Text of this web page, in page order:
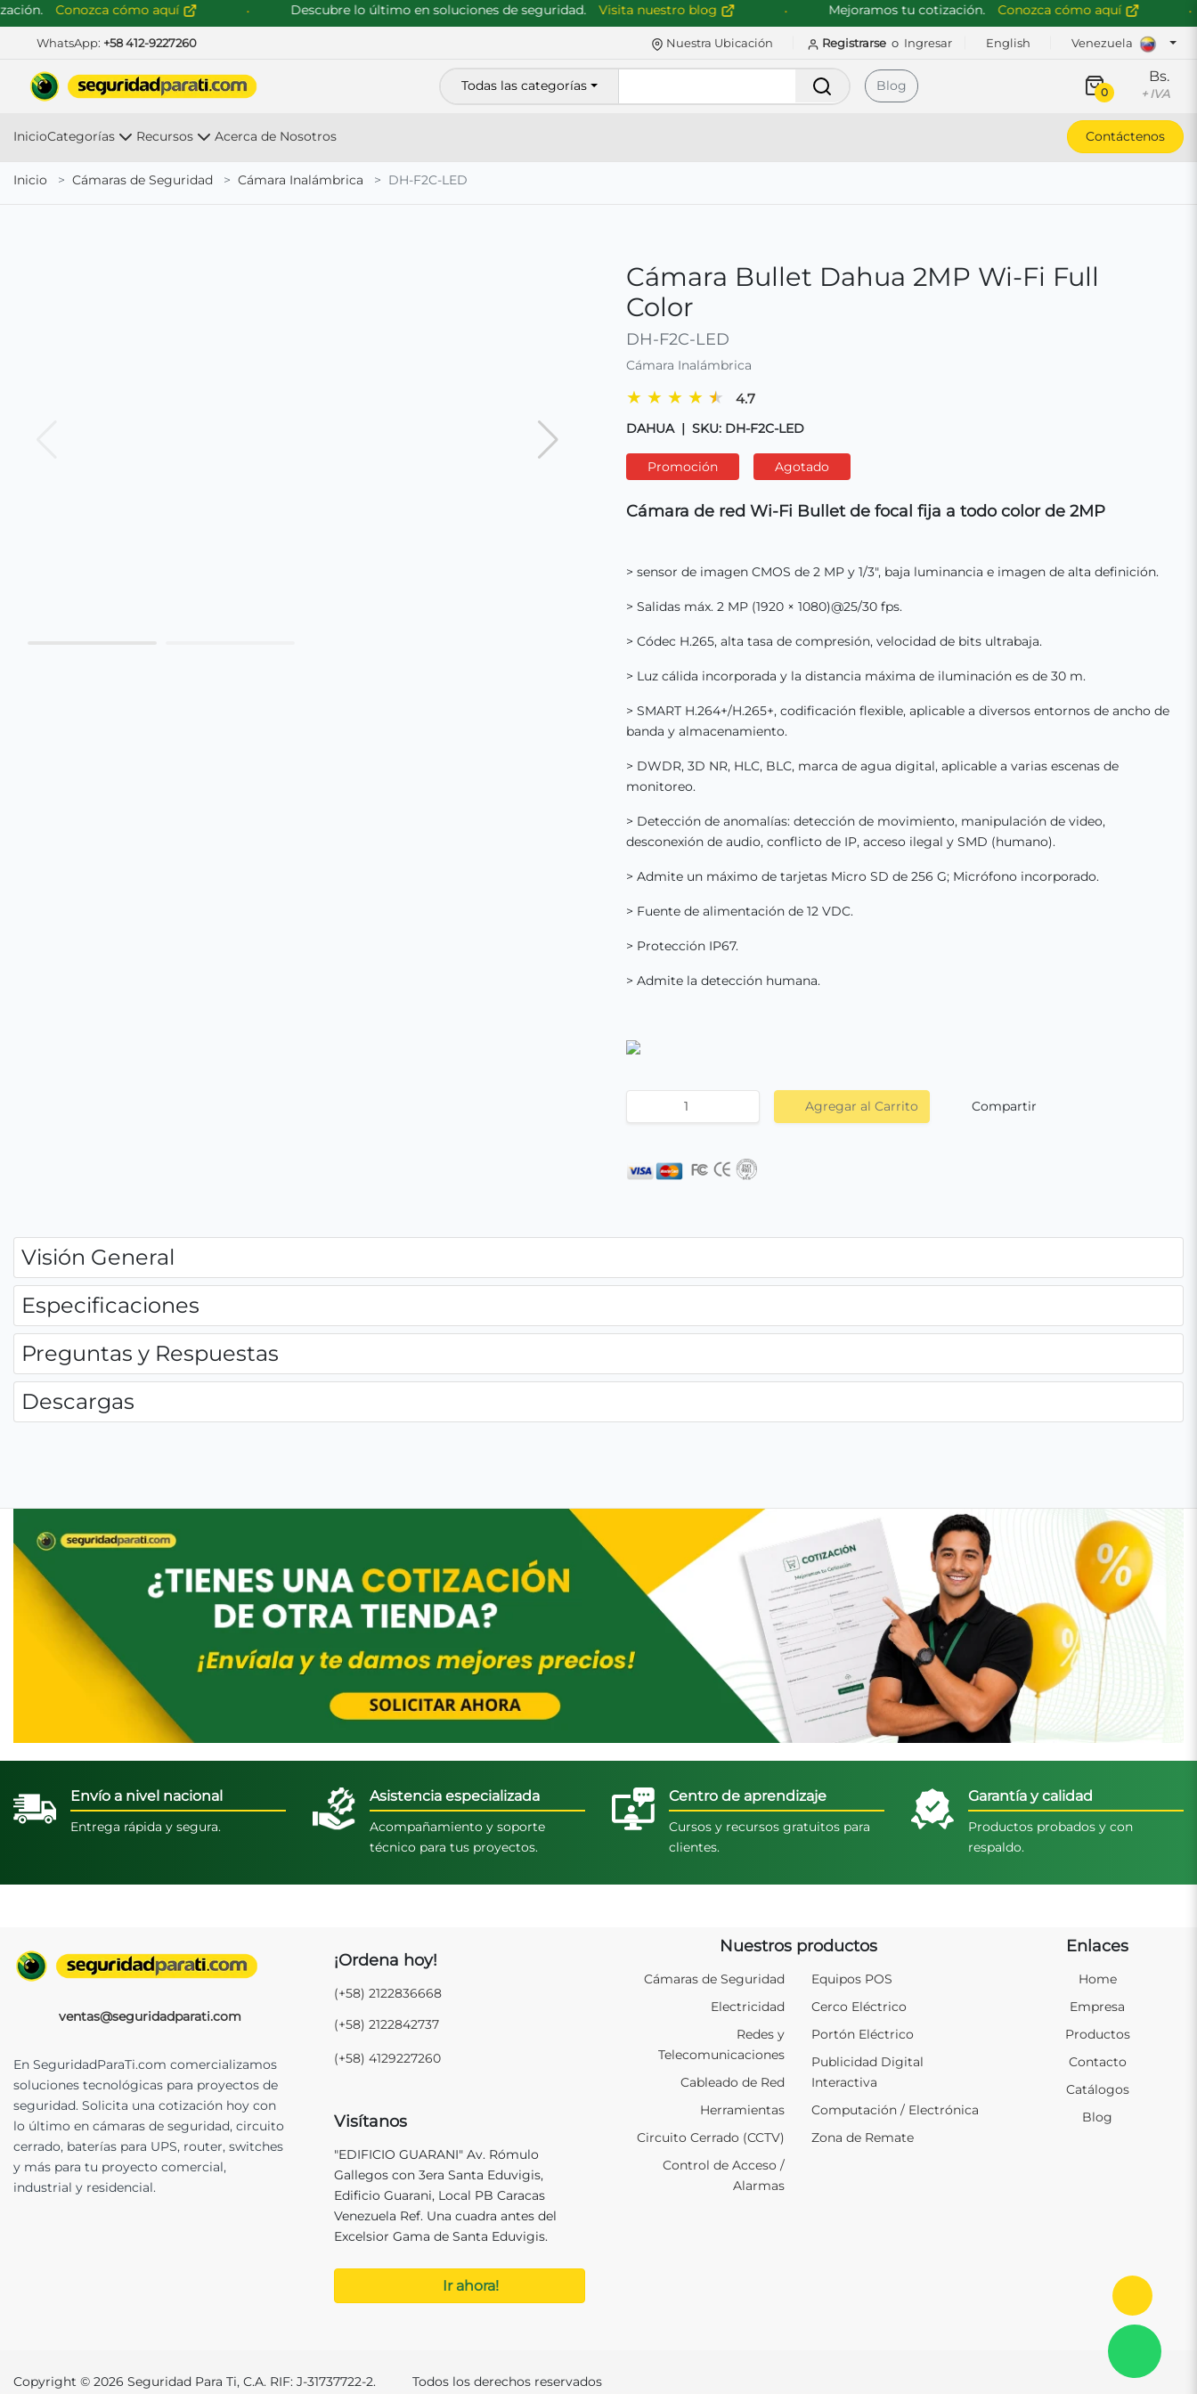
Mejoramos tu cotización. Conozca cómo aquí
Conozca cómo aquí Descubre lo último en soluciones de seguridad. Visita nuestro blog
WhatsApp: +58 412-9227260 Nuestra Ubicación Registrarse o Ingresar English Venezuela
Todas las categorías Buscar Blog 0
Bs.
+ IVA
InicioCategorías Recursos Acerca de Nosotros Contáctenos
Inicio Cámaras de Seguridad Cámara Inalámbrica DH-F2C-LED
Cámara Bullet Dahua 2MP Wi-Fi Full
Color
DH-F2C-LED
Cámara Inalámbrica
★ ★ ★ ★ ★ 4.7
DAHUA | SKU: DH-F2C-LED
Promoción Agotado
Cámara de red Wi-Fi Bullet de focal fija a todo color de 2MP
> sensor de imagen CMOS de 2 MP y 1/3", baja luminancia e imagen de alta definición.
> Salidas máx. 2 MP (1920 × 1080)@25/30 fps.
> Códec H.265, alta tasa de compresión, velocidad de bits ultrabaja.
> Luz cálida incorporada y la distancia máxima de iluminación es de 30 m.
> SMART H.264+/H.265+, codificación flexible, aplicable a diversos entornos de ancho de
banda y almacenamiento.
> DWDR, 3D NR, HLC, BLC, marca de agua digital, aplicable a varias escenas de
monitoreo.
> Detección de anomalías: detección de movimiento, manipulación de video,
desconexión de audio, conflicto de IP, acceso ilegal y SMD (humano).
> Admite un máximo de tarjetas Micro SD de 256 G; Micrófono incorporado.
> Fuente de alimentación de 12 VDC.
> Protección IP67.
> Admite la detección humana.
Agregar al Carrito Compartir
Visión General
Especificaciones
Preguntas y Respuestas
Descargas
Ir al
Envío a nivel nacional
Entrega rápida y segura.
Asistencia especializada
Acompañamiento y soporte
técnico para tus proyectos.
Centro de aprendizaje
Cursos y recursos gratuitos para
clientes.
Garantía y calidad
Productos probados y con
respaldo.
ventas@seguridadparati.com
En SeguridadParaTi.com comercializamos
soluciones tecnológicas para proyectos de
seguridad. Solicita una cotización hoy con
lo último en cámaras de seguridad, circuito
cerrado, baterías para UPS, router, switches
y más para tu proyecto comercial,
industrial y residencial.
¡Ordena hoy!
(+58) 2122836668
(+58) 2122842737
(+58) 4129227260
Visítanos
"EDIFICIO GUARANI" Av. Rómulo
Gallegos con 3era Santa Eduvigis,
Edificio Guarani, Local PB Caracas
Venezuela Ref. Una cuadra antes del
Excelsior Gama de Santa Eduvigis.
Ir ahora!
Nuestros productos
Cámaras de Seguridad
Electricidad
Redes y
Telecomunicaciones
Cableado de Red
Herramientas
Circuito Cerrado (CCTV)
Control de Acceso /
Alarmas
Equipos POS
Cerco Eléctrico
Portón Eléctrico
Publicidad Digital
Interactiva
Computación / Electrónica
Zona de Remate
Enlaces
Home
Empresa
Productos
Contacto
Catálogos
Blog
Copyright © 2026 Seguridad Para Ti, C.A. RIF: J-31737722-2. Todos los derechos reservados